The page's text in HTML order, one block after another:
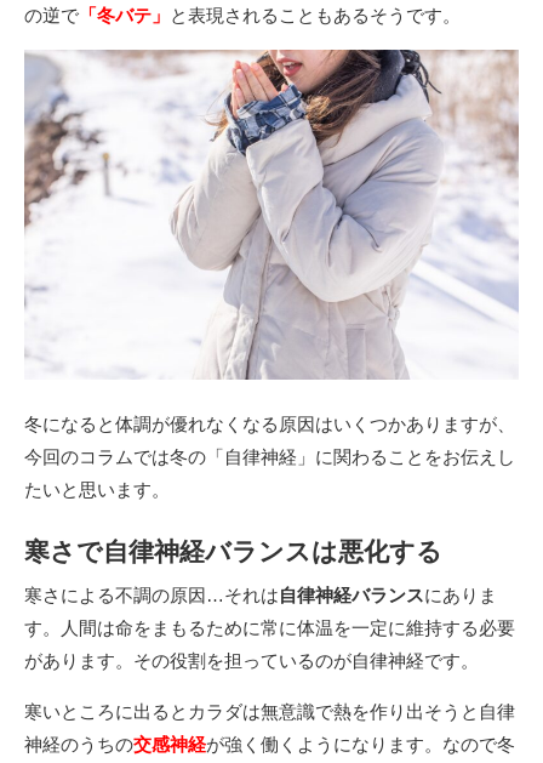
の逆で 「冬バテ」 と表現されることもあるそうです。
冬になると体調が優れなくなる原因はいくつかありますが、
今回のコラムでは冬の「自律神経」に関わることをお伝えし
たいと思います。
寒さで自律神経バランスは悪化する
寒さによる不調の原因…それは自律神経バランスにありま
す。人間は命をまもるために常に体温を一定に維持する必要
があります。その役割を担っているのが自律神経です。
寒いところに出るとカラダは無意識で熱を作り出そうと自律
神経のうちの交感神経が強く働くようになります。なので冬